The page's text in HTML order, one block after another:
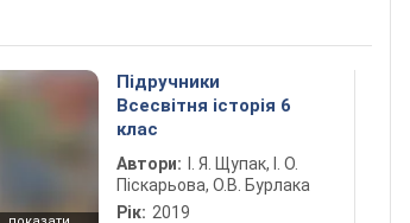
Підручники
Всесвітня історія 6
клас
Автори:
І. Я. Щупак, І. О.
Піскарьова, О.В. Бурлака
Рік: 2019